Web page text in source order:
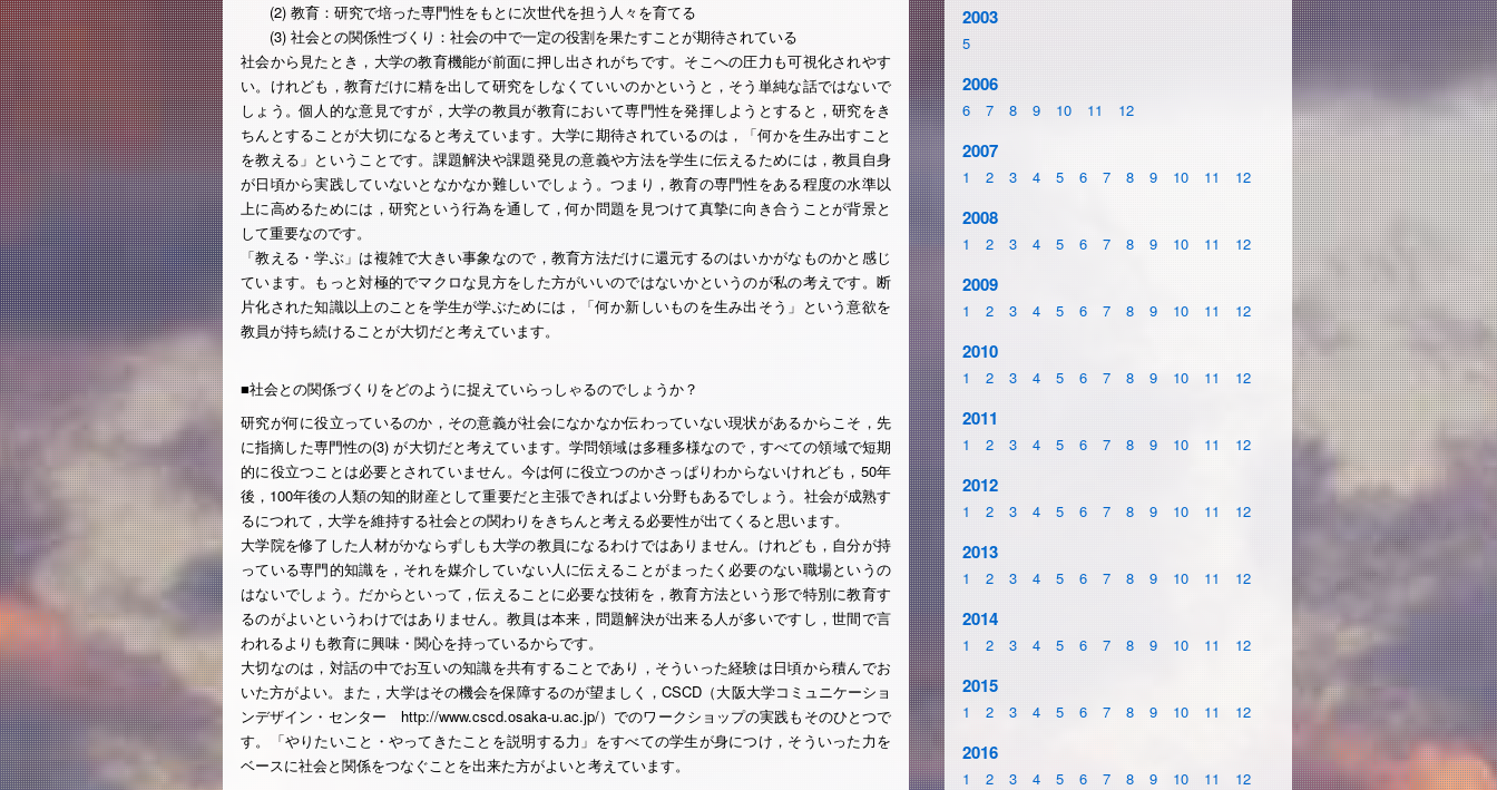
(2) 教育：研究で培った専門性をもとに次世代を担う人々を育てる
(3) 社会との関係性づくり：社会の中で一定の役割を果たすことが期待されている
社会から見たとき，大学の教育機能が前面に押し出されがちです。そこへの圧力も可視化されやす
い。けれども，教育だけに精を出して研究をしなくていいのかというと，そう単純な話ではないで
しょう。個人的な意見ですが，大学の教員が教育において専門性を発揮しようとすると，研究をき
ちんとすることが大切になると考えています。大学に期待されているのは，「何かを生み出すこと
を教える」ということです。課題解決や課題発見の意義や方法を学生に伝えるためには，教員自身
が日頃から実践していないとなかなか難しいでしょう。つまり，教育の専門性をある程度の水準以
上に高めるためには，研究という行為を通して，何か問題を見つけて真摯に向き合うことが背景と
して重要なのです。
「教える・学ぶ」は複雑で大きい事象なので，教育方法だけに還元するのはいかがなものかと感じ
ています。もっと対極的でマクロな見方をした方がいいのではないかというのが私の考えです。断
片化された知識以上のことを学生が学ぶためには，「何か新しいものを生み出そう」という意欲を
教員が持ち続けることが大切だと考えています。
■社会との関係づくりをどのように捉えていらっしゃるのでしょうか？
研究が何に役立っているのか，その意義が社会になかなか伝わっていない現状があるからこそ，先
に指摘した専門性の(3) が大切だと考えています。学問領域は多種多様なので，すべての領域で短期
的に役立つことは必要とされていません。今は何に役立つのかさっぱりわからないけれども，50年
後，100年後の人類の知的財産として重要だと主張できればよい分野もあるでしょう。社会が成熟す
るにつれて，大学を維持する社会との関わりをきちんと考える必要性が出てくると思います。
大学院を修了した人材がかならずしも大学の教員になるわけではありません。けれども，自分が持
っている専門的知識を，それを媒介していない人に伝えることがまったく必要のない職場というの
はないでしょう。だからといって，伝えることに必要な技術を，教育方法という形で特別に教育す
るのがよいというわけではありません。教員は本来，問題解決が出来る人が多いですし，世間で言
われるよりも教育に興味・関心を持っているからです。
大切なのは，対話の中でお互いの知識を共有することであり，そういった経験は日頃から積んでお
いた方がよい。また，大学はその機会を保障するのが望ましく，CSCD（大阪大学コミュニケーショ
ンデザイン・センター http://www.cscd.osaka-u.ac.jp/）でのワークショップの実践もそのひとつで
す。「やりたいこと・やってきたことを説明する力」をすべての学生が身につけ，そういった力を
ベースに社会と関係をつなぐことを出来た方がよいと考えています。
2003
5
2006
6 7 8 9 10 11 12
2007
1 2 3 4 5 6 7 8 9 10 11 12
2008
1 2 3 4 5 6 7 8 9 10 11 12
2009
1 2 3 4 5 6 7 8 9 10 11 12
2010
1 2 3 4 5 6 7 8 9 10 11 12
2011
1 2 3 4 5 6 7 8 9 10 11 12
2012
1 2 3 4 5 6 7 8 9 10 11 12
2013
1 2 3 4 5 6 7 8 9 10 11 12
2014
1 2 3 4 5 6 7 8 9 10 11 12
2015
1 2 3 4 5 6 7 8 9 10 11 12
2016
1 2 3 4 5 6 7 8 9 10 11 12